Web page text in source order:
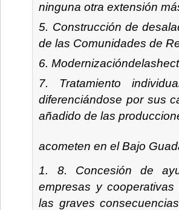
ninguna otra extensión
Construcción de
de las Comunidades de
Tratamiento
diferenciándose por sus
añadido de las
acometen en el Bajo
8. Concesión de
empresas y
las graves